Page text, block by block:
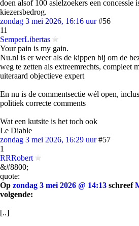
doen alsof 100 asielzoekers een concessie
kiezersbedrog.
zondag 3 mei 2026, 16:16 uur #56
11
SemperLibertas
Your pain is my gain.
Nu.nl is er weer als de kippen bij om de
weg te zetten als extreemrechts, compleet
uiteraard objectieve expert
En nu is de commentsectie wél open,
politiek correcte comments
Wat een kutsite is het toch ook
Le Diable
zondag 3 mei 2026, 16:29 uur #57
1
RRRobert
&#8800;
quote:
Op zondag 3 mei 2026 @ 14:13 schreef
volgende:
[..]